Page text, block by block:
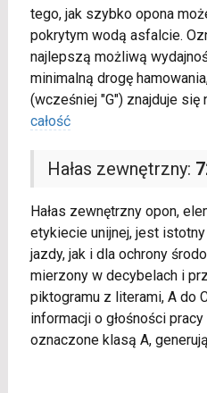
tego, jak szybko opona
pokrytym wodą asfalcie.
najlepszą możliwą
minimalną drogę
(wcześniej "G") znajduje się
całość
Hałas zewnętrzny:
Hałas zewnętrzny opon,
etykiecie unijnej, jest
jazdy, jak i dla ochrony
mierzony w decybelach i
piktogramu z literami, A do
informacji o głośności
oznaczone klasą A,